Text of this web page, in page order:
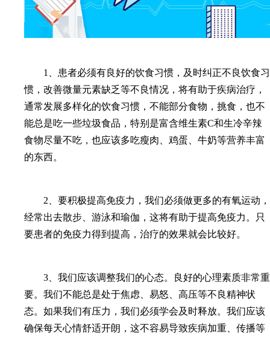
1、患者必须有良好的饮食习惯，及时纠正不良饮食习
惯，改善微量元素缺乏等不良情况，将有助于疾病治疗，
通常发展多样化的饮食习惯，不能部分食物，挑食，也不
能总是吃一些垃圾食品，特别是富含维生素C和生冷辛辣
食物尽量不吃，也应该多吃瘦肉、鸡蛋、牛奶等营养丰富
的东西。
2、要积极提高免疫力，我们必须做更多的有氧运动，
经常出去散步、游泳和瑜伽，这将有助于提高免疫力。只
要患者的免疫力得到提高，治疗的效果就会比较好。
3、我们应该调整我们的心态。良好的心理素质非常重
要。我们不能总是处于焦虑、易怒、高压等不良精神状
态。如果我们有压力，我们必须学会及时释放。我们应该
确保每天心情舒适开朗，这不容易导致疾病加重、传播等